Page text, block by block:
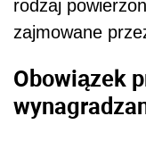
rodzaj
zajmowane
Obowiązek